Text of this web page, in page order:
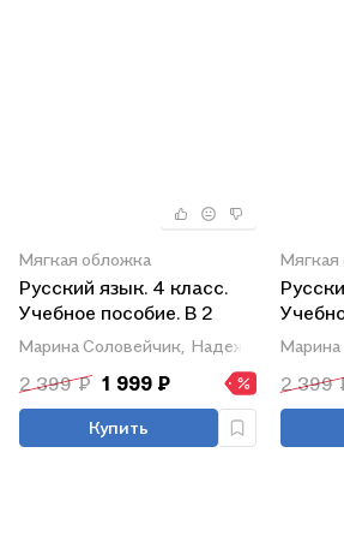
Мягкая обложка
Русский язык. 4 класс.
Учебное пособие. В 2
частях. Часть 2
Марина Соловейчик, Надежда
2 399 ₽ 1 999 ₽
Купить
Мягкая
Марина
2 399